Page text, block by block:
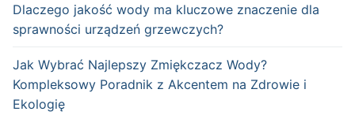
Dlaczego jakość wody ma kluczowe znaczenie dla
sprawności urządzeń grzewczych?
Jak Wybrać Najlepszy Zmiękczacz Wody?
Kompleksowy Poradnik z Akcentem na Zdrowie i
Ekologię